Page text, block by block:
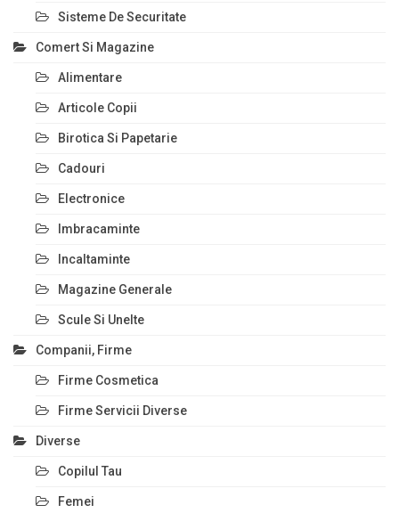
Sisteme De Securitate
Comert Si Magazine
Alimentare
Articole Copii
Birotica Si Papetarie
Cadouri
Electronice
Imbracaminte
Incaltaminte
Magazine Generale
Scule Si Unelte
Companii, Firme
Firme Cosmetica
Firme Servicii Diverse
Diverse
Copilul Tau
Femei